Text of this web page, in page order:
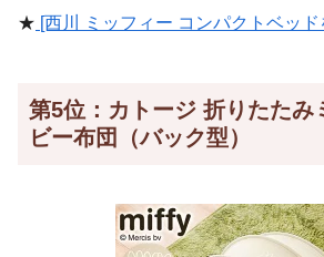
★ [西川 ミッフィー コンパクトベッ
第5位：カトージ 折りたたみ
ビー布団（バック型）